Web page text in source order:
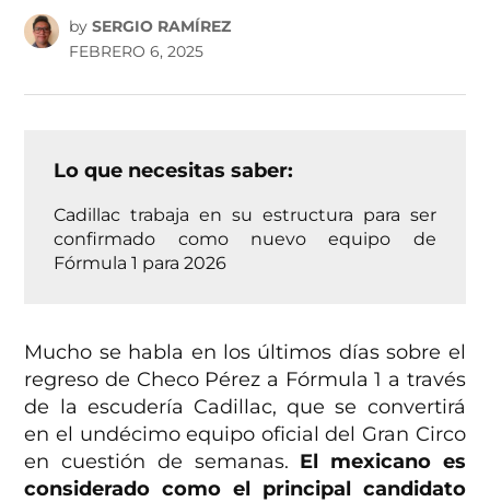
by SERGIO RAMÍREZ
FEBRERO 6, 2025
Lo que necesitas saber:
Cadillac trabaja en su estructura para ser
confirmado como nuevo equipo de
Fórmula 1 para 2026
Mucho se habla en los últimos días sobre el
regreso de Checo Pérez a Fórmula 1 a través
de la escudería Cadillac, que se convertirá
en el undécimo equipo oficial del Gran Circo
en cuestión de semanas. El mexicano es
considerado como el principal candidato